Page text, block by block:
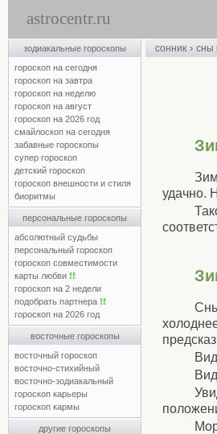
astrocentr.ru
зодиакальные гороскопы
гороскоп на сегодня
гороскоп на завтра
гороскоп на неделю
гороскоп на август
гороскоп на 2026 год
смайлоскоп на сегодня
забавные гороскопы
супер гороскоп
детский гороскоп
гороскоп внешности и стиля
биоритмы
персональные гороскопы
абсолютный судьбы
персональный гороскоп
гороскоп совместимости
карты любви !!
гороскоп на 2 недели
подобрать партнера !!
гороскоп на 2026 год
восточные гороскопы
восточный гороскоп
восточно-стихийный
восточно-зодиакальный
гороскоп карьеры
гороскоп кармы
другие гороскопы
сонник › сны
удачно.